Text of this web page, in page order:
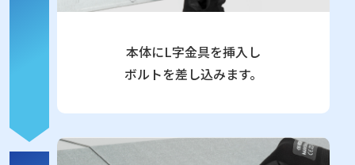
本体にL字金具を挿入し
ボルトを差し込みます。